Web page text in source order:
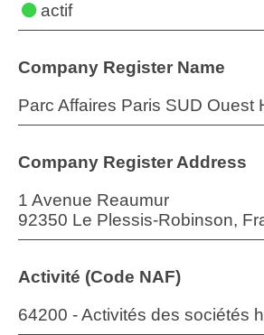
actif
Company Register Name
Parc Affaires Paris SUD Ouest
Company Register Address
1 Avenue Reaumur
92350 Le Plessis-Robinson,
Activité (Code NAF)
64200 - Activités des sociétés